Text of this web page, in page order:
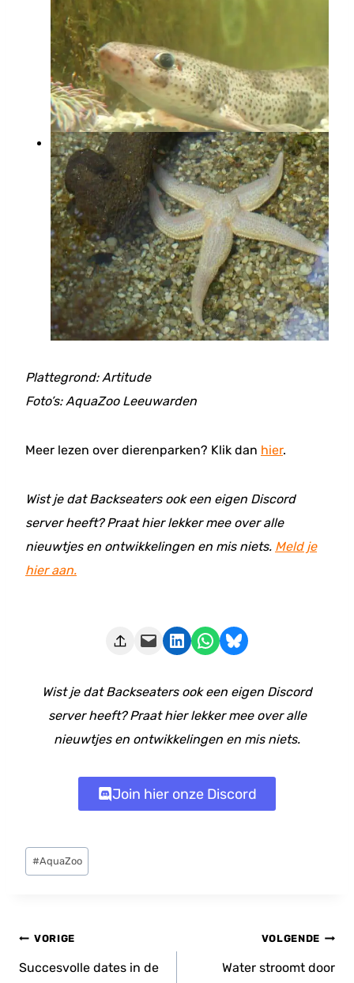
Plattegrond: Artitude
Foto’s: AquaZoo Leeuwarden
Meer lezen over dierenparken? Klik dan hier.
Wist je dat Backseaters ook een eigen Discord
server heeft? Praat hier lekker mee over alle
nieuwtjes en ontwikkelingen en mis niets. Meld je
hier aan.
Deze pagina e-mailen Delen op LinkedIn Delen via WhatsApp Share on Bluesky
Wist je dat Backseaters ook een eigen Discord
server heeft? Praat hier lekker mee over alle
nieuwtjes en ontwikkelingen en mis niets.
Join hier onze Discord
Bericht
tags:
#AquaZoo
Bericht
navigatie
VORIGE
Succesvolle dates in de
VOLGENDE
Water stroomt door